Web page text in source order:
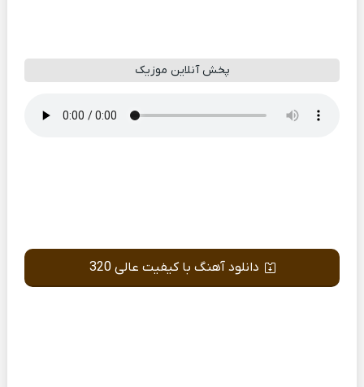
پخش آنلاین موزیک
دانلود آهنگ با کیفیت عالی 320